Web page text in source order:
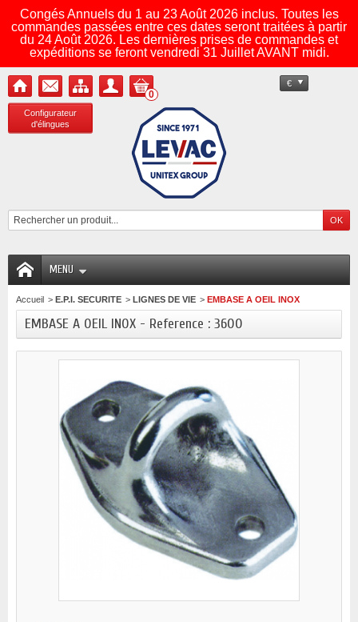
Congés Annuels du 1 au 23 Août 2026 inclus. Toutes les
commandes passées entre ces dates seront traitées à partir
du 24 Août 2026. Les dernières prises de commandes et
expéditions se feront vendredi 31 Juillet AVANT midi.
Configurateur
d'élingues
€
0
MENU
Accueil > E.P.I. SECURITE > LIGNES DE VIE > EMBASE A OEIL INOX
EMBASE A OEIL INOX - Reference : 3600